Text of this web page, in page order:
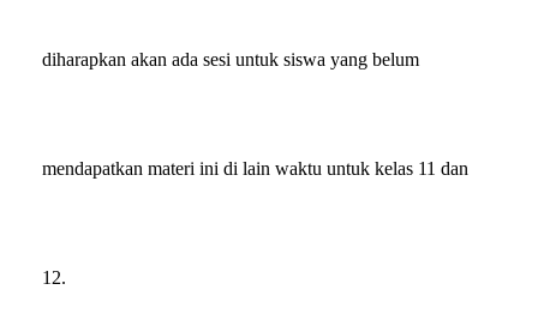
diharapkan akan ada sesi untuk siswa yang belum
mendapatkan materi ini di lain waktu untuk kelas 11 dan
1 2.